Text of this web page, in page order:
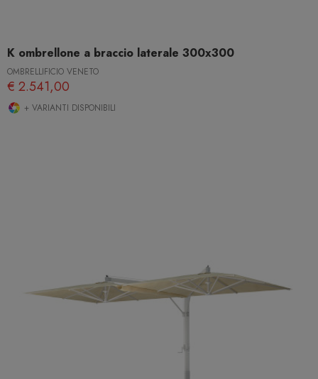
K ombrellone a braccio laterale 300x300
OMBRELLIFICIO VENETO
€ 2.541,00
+ VARIANTI DISPONIBILI